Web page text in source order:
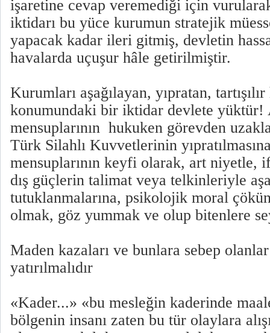
işaretine cevap veremediği için
iktidarı bu yüce kurumun stratejik
yapacak kadar ileri gitmiş, devletin
havalarda uçuşur hâle getirilmiştir.
Kurumları aşağılayan, yıpratan,
konumundaki bir iktidar devlete
mensuplarının hukuken görevden
Türk Silahlı Kuvvetlerinin
mensuplarının keyfi olarak, art niyetle,
dış güçlerin talimat veya telkinleriyle
tutuklanmalarına, psikolojik moral
olmak, göz yummak ve olup bitenlere
Maden kazaları ve bunlara sebep
yatırılmalıdır
«Kader...» «bu mesleğin kaderinde
bölgenin insanı zaten bu tür olaylara